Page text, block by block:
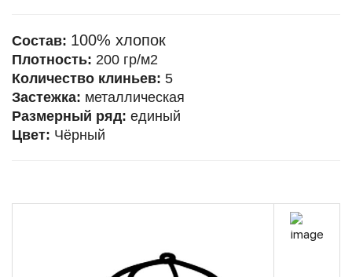
Состав: 100% хлопок
Плотность: 200 гр/м2
Количество клиньев: 5
Застежка: металлическая
Размерный ряд: единый
Цвет: Чёрный